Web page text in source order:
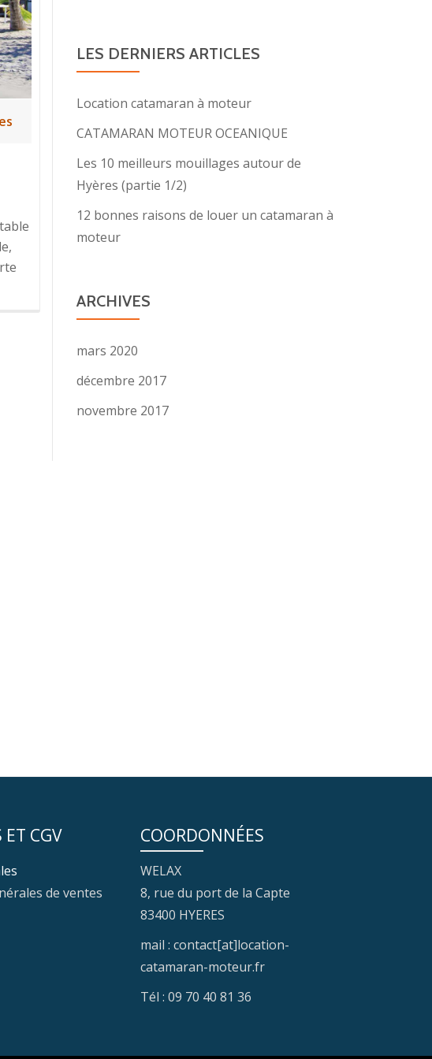
LES DERNIERS ARTICLES
Location catamaran à moteur
CATAMARAN MOTEUR OCEANIQUE
Les 10 meilleurs mouillages autour de
Hyères (partie 1/2)
12 bonnes raisons de louer un catamaran à
moteur
ARCHIVES
mars 2020
décembre 2017
novembre 2017
CGV
de ventes
COORDONNÉES
WELAX
8, rue du port de la Capte
83400 HYERES
mail : contact[at]location-
catamaran-moteur.fr
Tél : 09 70 40 81 36